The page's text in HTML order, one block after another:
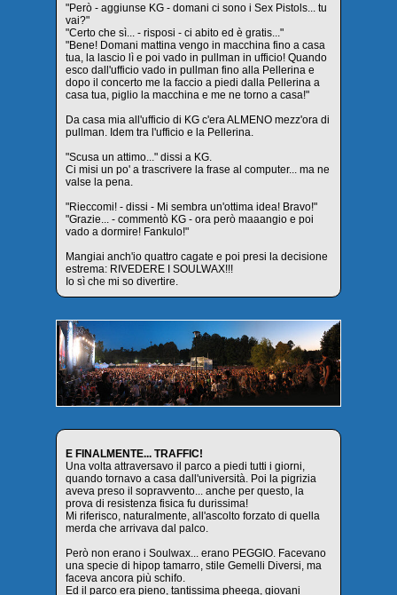
"Però - aggiunse KG - domani ci sono i Sex Pistols... tu
vai?"
"Certo che sì... - risposi - ci abito ed è gratis..."
"Bene! Domani mattina vengo in macchina fino a casa
tua, la lascio lì e poi vado in pullman in ufficio! Quando
esco dall'ufficio vado in pullman fino alla Pellerina e
dopo il concerto me la faccio a piedi dalla Pellerina a
casa tua, piglio la macchina e me ne torno a casa!"
Da casa mia all'ufficio di KG c'era ALMENO mezz'ora di
pullman. Idem tra l'ufficio e la Pellerina.
"Scusa un attimo..." dissi a KG.
Ci misi un po' a trascrivere la frase al computer... ma ne
valse la pena.
"Rieccomi! - dissi - Mi sembra un'ottima idea! Bravo!"
"Grazie... - commentò KG - ora però maaangio e poi
vado a dormire! Fankulo!"
Mangiai anch'io quattro cagate e poi presi la decisione
estrema: RIVEDERE I SOULWAX!!!
Io sì che mi so divertire.
E FINALMENTE... TRAFFIC!
Una volta attraversavo il parco a piedi tutti i giorni,
quando tornavo a casa dall'università. Poi la pigrizia
aveva preso il sopravvento... anche per questo, la
prova di resistenza fisica fu durissima!
Mi riferisco, naturalmente, all'ascolto forzato di quella
merda che arrivava dal palco.
Però non erano i Soulwax... erano PEGGIO. Facevano
una specie di hipop tamarro, stile Gemelli Diversi, ma
faceva ancora più schifo.
Ed il parco era pieno, tantissima pheega, giovani